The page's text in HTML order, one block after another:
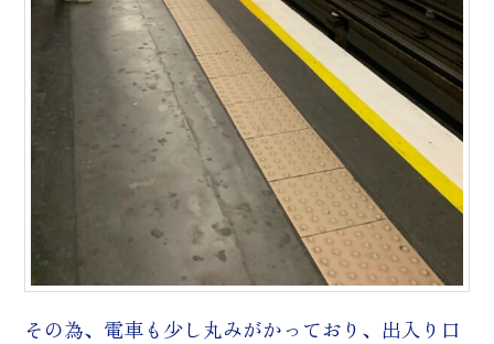
その為、電車も少し丸みがかっており、出入り口